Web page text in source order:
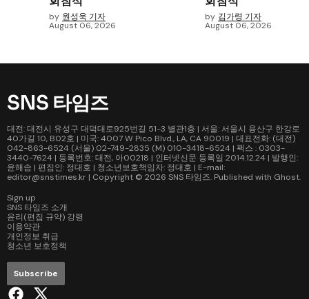
by 원성욱 기자
August 06, 2026
by 김가령 기자
August 06, 2026
SNS 타임즈
대전: 대전시 유성구 대덕대로925번길 51-3 별관1층 | 서울: 서울시 용산구 한강로
40가길 10, B02호 | 미국: 4007 W Pico Blvd., LA, CA 90019 | 대표전화: (대전)
042-863-6524 (서울) 02-749-2835 (M) 010-3418-6524 | 팩스 : 0303-
3440-7624 | 등록번호: 대전, 아00218 | 인터넷신문 등록일 2014.12.24 | 발행인:
윤해솜 | 편집인: 정대호 | 청소년보호책임자: 정대호 | E-mail:
editor@snstimes.kr | Copyright © 2026 SNS 타임즈. Published with Ghost.
Sign up
SNS 타임즈 소개
윤리(편집 규약) 강령
이용약관
개인정보 취급
청소년 보호정책
Subscribe